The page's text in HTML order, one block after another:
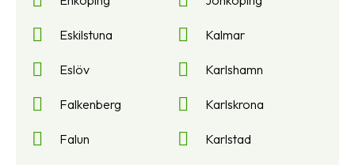
Eskilstuna
Eslöv
Falkenberg
Falun
Kalmar
Karlshamn
Karlskrona
Karlstad